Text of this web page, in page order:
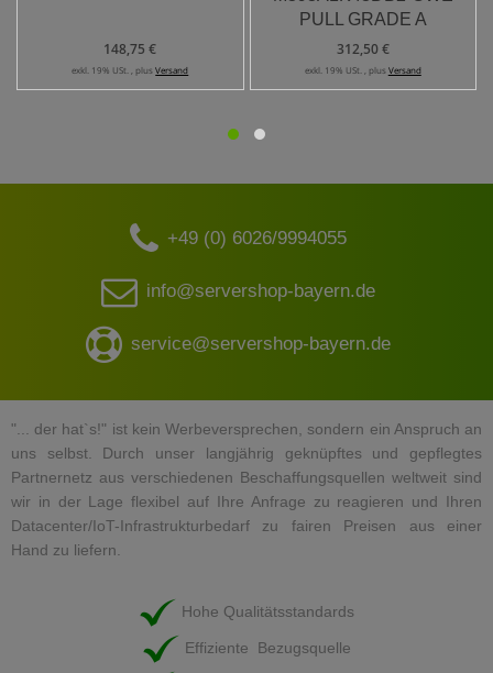
148,75 €
exkl. 19% USt. , plusVersand
PULL GRADE A
312,50 €
exkl. 19% USt. , plus Versand
+49 (0) 6026/9994055
info@servershop-bayern.de
service@servershop-bayern.de
"... der hat`s!" ist kein Werbeversprechen, sondern ein Anspruch an
uns selbst. Durch unser langjährig geknüpftes und gepflegtes
Partnernetz aus verschiedenen Beschaffungsquellen weltweit sind
wir in der Lage flexibel auf Ihre Anfrage zu reagieren und Ihren
Datacenter/IoT-Infrastrukturbedarf zu fairen Preisen aus einer
Hand zu liefern.
Hohe Qualitätsstandards
Effiziente Bezugsquelle